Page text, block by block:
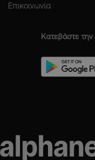
Επικοινωνία
Κατεβάστε